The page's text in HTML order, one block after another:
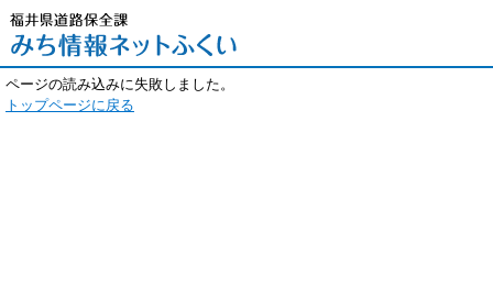
ページの読み込みに失敗しました。
トップページに戻る